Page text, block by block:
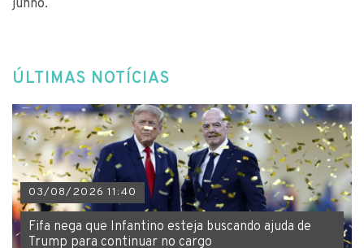
ÚLTIMAS NOTÍCIAS
03/08/2026 11:40
Fifa nega que Infantino esteja buscando ajuda de
Trump para continuar no cargo